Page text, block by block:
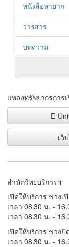
หนังสือหายาก
วารสาร
บทความ
แหล่งทรัพยากรกา
E-
เว็
สำนักวิทยบริการฯ
เปิดให้บริการ ช่วงเ
เวลา 08.30 น. -
เวลา 08.30 น. -
เปิดให้บริการ ช่วงปิ
เวลา 08.30 น. -